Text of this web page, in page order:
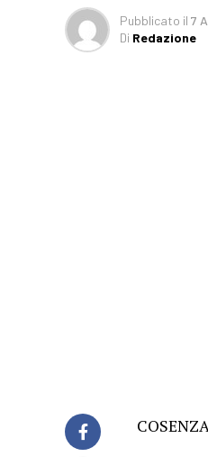
Pubblicato il 7
Di Redazione